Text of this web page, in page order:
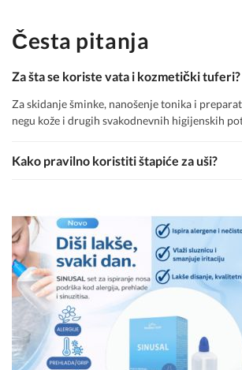
Česta pitanja
Za šta se koriste vata i kozmetički tuferi?
Za skidanje šminke, nanošenje tonika i
negu kože i drugih svakodnevnih higijenskih
Kako pravilno koristiti štapiće za uši?